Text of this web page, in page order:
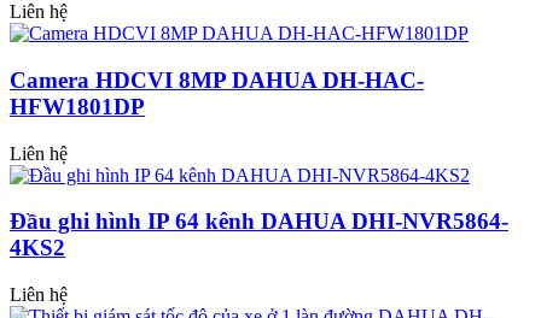
Liên hệ
Camera HDCVI 8MP DAHUA DH-HAC-
HFW1801DP
Liên hệ
Đầu ghi hình IP 64 kênh DAHUA DHI-NVR5864-
4KS2
Liên hệ